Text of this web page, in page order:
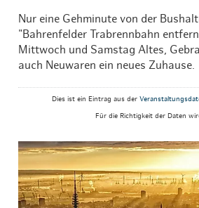
Nur eine Gehminute von der
"Bahrenfelder Trabrennbahn
Mittwoch und Samstag Altes,
auch Neuwaren ein neues Zuhause.
Dies ist ein Eintrag aus der
Für die Richtigkeit der Daten